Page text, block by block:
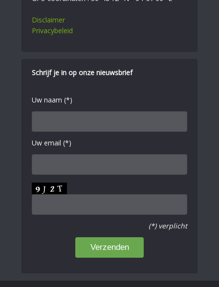
Disclaimer
Privacybeleid
Schrijf je in op onze nieuwsbrief
Uw naam (*)
Uw email (*)
(*) verplicht